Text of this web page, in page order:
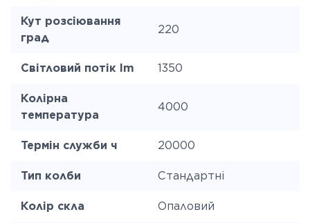
Кут розсіювання
град
220
Світловий потік lm 1350
Колірна
температура
4000
Термін служби ч 20000
Тип колби Стандартні
Колір скла Опаловий